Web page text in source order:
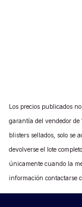
Los precios publicados
garantía del vendedor de
blisters sellados, solo se
devolverse el lote
únicamente cuando la
información contactarse